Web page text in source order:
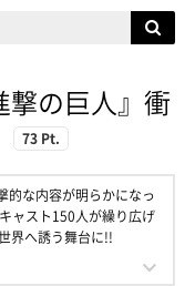
撃の巨人』衝
73 Pt.
的な内容が明らかになっ
ャスト150人が繰り広げ
界へ誘う舞台に!!